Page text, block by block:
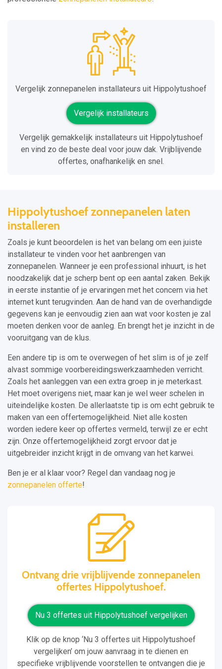
Vergelijk zonnepanelen installateurs uit Hippolytushoef
Vergelijk installateurs
Vergelijk gemakkelijk installateurs uit Hippolytushoef
en vind zo de beste deal voor jouw dak. Vrijblijvende
offertes, onafhankelijk en snel.
Hippolytushoef zonnepanelen laten
installeren
Zoals je kunt beoordelen is het van belang om een juiste
installateur te vinden voor het aanbrengen van
zonnepanelen. Wanneer je een professional inhuurt, is het
noodzakelijk dat je scherp bent op een aantal zaken. Bekijk
in eerste instantie of je ervaringen met het concern via het
internet kunt terugvinden. Aan de hand van de overhandigde
gegevens kan je eenvoudig zien aan wat voor kosten je zal
moeten denken voor de aanleg. En brengt het je inzicht in de
vooruitgang van de klus.
Een andere tip is om te overwegen of het slim is of je zelf
alvast sommige voorbereidingswerkzaamheden verricht.
Zoals het aanleggen van een extra groep in je meterkast.
Het moet overigens niet, maar kan je wel weer schelen in
uiteindelijke kosten. De allerlaatste tip is om echt gebruik te
maken van een offertemogelijkheid. Niet alle kosten
worden iedere keer op offertes vermeld, terwijl ze er echt
zijn. Onze offertemogelijkheid zorgt ervoor dat je
uitgebreider inzicht krijgt in de omvang van het karwei.
Ben je er al klaar voor? Regel dan vandaag nog je
zonnepanelen offerte!
Ontvang drie vrijblijvende zonnepanelen
offertes Hippolytushoef.
Nu 3 offertes uit Hippolytushoef vergelijken
Klik op de knop ‘Nu 3 offertes uit Hippolytushoef
vergelijken’ om jouw aanvraag in te dienen en
specifieke vrijblijvende voorstellen te ontvangen die je